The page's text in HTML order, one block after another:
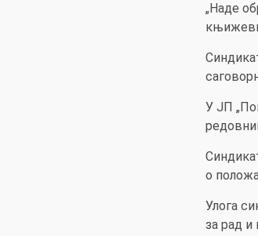
„Наде
У ЈП
о
Улога
за рад и